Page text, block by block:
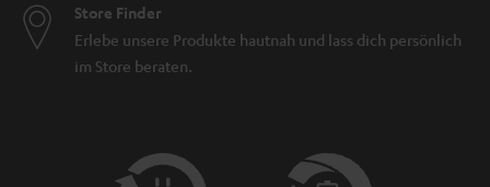
Store Finder
Erlebe unsere Produkte hautnah und lass dich persönlich
im Store beraten.